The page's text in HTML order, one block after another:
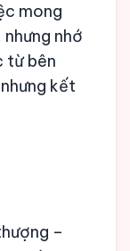
mong
nhớ
từ bên
kết
–